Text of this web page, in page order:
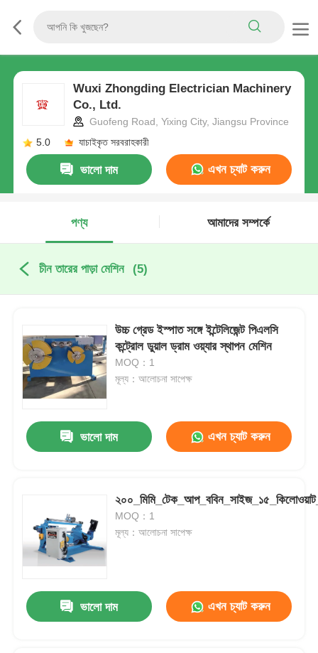
Wuxi Zhongding Electrician Machinery
Co., Ltd.
Guofeng Road, Yixing City, Jiangsu Province
5.0
যাচাইকৃত সরবরাহকারী
ভালো দাম এখন চ্যাট করুন
পণ্য আমাদের সম্পর্কে
চীন তারের পাড়া মেশিন (5)
উচ্চ গ্রেড ইস্পাত সঙ্গে ইন্টেলিজেন্ট পিএলসি
কন্ট্রোল ডুয়াল ড্রাম ওয়্যার স্থাপন মেশিন
MOQ：1
মূল্য：আলোচনা সাপেক্ষ
ভালো দাম এখন চ্যাট করুন
MOQ：1
মূল্য：আলোচনা সাপেক্ষ
ভালো দাম এখন চ্যাট করুন